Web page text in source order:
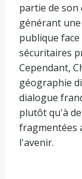
partie de son
générant
publique
sécuritaires
Cependant,
géographie
dialogue
plutôt qu'à
fragmentées
l'avenir.